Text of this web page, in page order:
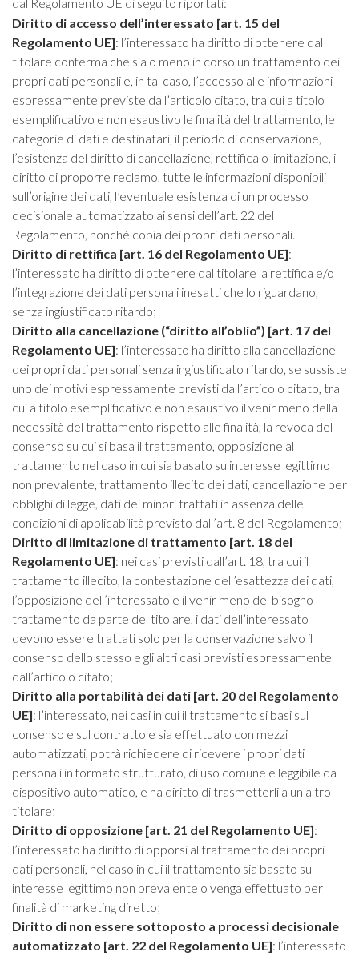
Diritto di accesso dell’interessato [art. 15 del
Regolamento UE]: l’interessato ha diritto di ottenere dal
titolare conferma che sia o meno in corso un trattamento dei
propri dati personali e, in tal caso, l’accesso alle informazioni
espressamente previste dall’articolo citato, tra cui a titolo
esemplificativo e non esaustivo le finalità del trattamento, le
categorie di dati e destinatari, il periodo di conservazione,
l’esistenza del diritto di cancellazione, rettifica o limitazione, il
diritto di proporre reclamo, tutte le informazioni disponibili
sull’origine dei dati, l’eventuale esistenza di un processo
decisionale automatizzato ai sensi dell’art. 22 del
Regolamento, nonché copia dei propri dati personali.
Diritto di rettifica [art. 16 del Regolamento UE]:
l’interessato ha diritto di ottenere dal titolare la rettifica e/o
l’integrazione dei dati personali inesatti che lo riguardano,
senza ingiustificato ritardo;
Diritto alla cancellazione (“diritto all’oblio”) [art. 17 del
Regolamento UE]: l’interessato ha diritto alla cancellazione
dei propri dati personali senza ingiustificato ritardo, se sussiste
uno dei motivi espressamente previsti dall’articolo citato, tra
cui a titolo esemplificativo e non esaustivo il venir meno della
necessità del trattamento rispetto alle finalità, la revoca del
consenso su cui si basa il trattamento, opposizione al
trattamento nel caso in cui sia basato su interesse legittimo
non prevalente, trattamento illecito dei dati, cancellazione per
obblighi di legge, dati dei minori trattati in assenza delle
condizioni di applicabilità previsto dall’art. 8 del Regolamento;
Diritto di limitazione di trattamento [art. 18 del
Regolamento UE]: nei casi previsti dall’art. 18, tra cui il
trattamento illecito, la contestazione dell’esattezza dei dati,
l’opposizione dell’interessato e il venir meno del bisogno
trattamento da parte del titolare, i dati dell’interessato
devono essere trattati solo per la conservazione salvo il
consenso dello stesso e gli altri casi previsti espressamente
dall’articolo citato;
Diritto alla portabilità dei dati [art. 20 del Regolamento
UE]: l’interessato, nei casi in cui il trattamento si basi sul
consenso e sul contratto e sia effettuato con mezzi
automatizzati, potrà richiedere di ricevere i propri dati
personali in formato strutturato, di uso comune e leggibile da
dispositivo automatico, e ha diritto di trasmetterli a un altro
titolare;
Diritto di opposizione [art. 21 del Regolamento UE]:
l’interessato ha diritto di opporsi al trattamento dei propri
dati personali, nel caso in cui il trattamento sia basato su
interesse legittimo non prevalente o venga effettuato per
finalità di marketing diretto;
Diritto di non essere sottoposto a processi decisionale
automatizzato [art. 22 del Regolamento UE]: l’interessato